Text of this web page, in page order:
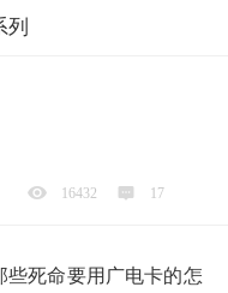
列
16432 17
些死命要用广电卡的怎